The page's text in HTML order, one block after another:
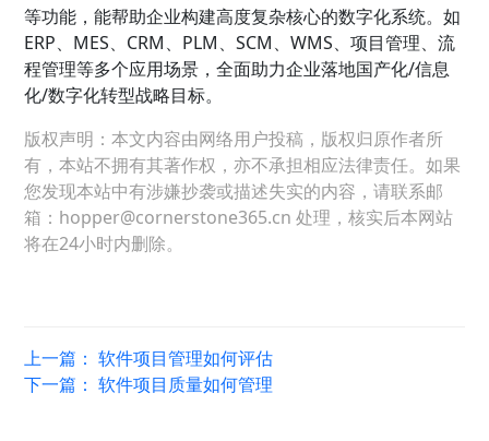
等功能，能帮助企业构建高度复杂核心的数字化系统。如
ERP、MES、CRM、PLM、SCM、WMS、项目管理、流
程管理等多个应用场景，全面助力企业落地国产化/信息
化/数字化转型战略目标。
版权声明：本文内容由网络用户投稿，版权归原作者所
有，本站不拥有其著作权，亦不承担相应法律责任。如果
您发现本站中有涉嫌抄袭或描述失实的内容，请联系邮
箱：hopper@cornerstone365.cn 处理，核实后本网站
将在24小时内删除。
上一篇：软件项目管理如何评估
下一篇：软件项目质量如何管理